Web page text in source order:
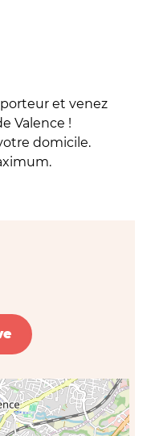
et venez
Valence !
domicile.